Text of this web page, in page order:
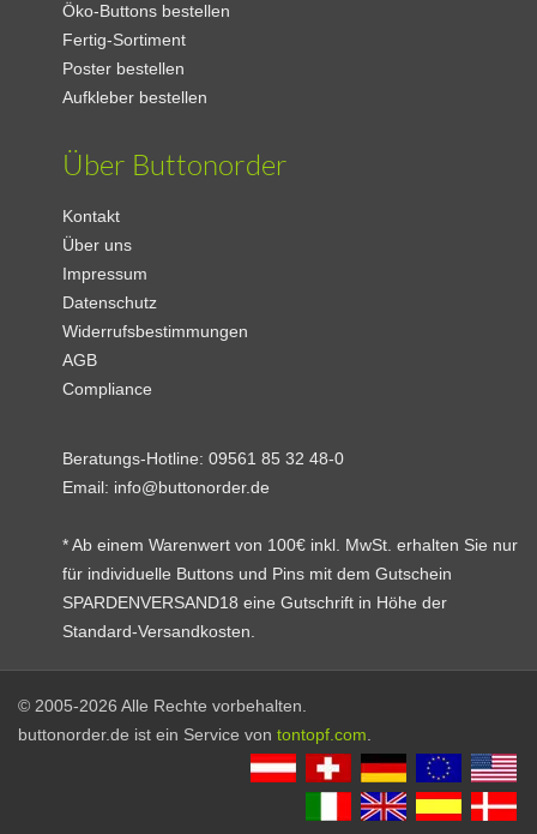
Öko-Buttons bestellen
Fertig-Sortiment
Poster bestellen
Aufkleber bestellen
Über Buttonorder
Kontakt
Über uns
Impressum
Datenschutz
Widerrufsbestimmungen
AGB
Compliance
Beratungs-Hotline:09561 85 32 48-0
Email: info@buttonorder.de
* Ab einem Warenwert von 100€ inkl. MwSt. erhalten Sie nur
für individuelle Buttons und Pins mit dem Gutschein
SPARDENVERSAND18 eine Gutschrift in Höhe der
Standard-Versandkosten.
© 2005-2026 Alle Rechte vorbehalten.
buttonorder.de ist ein Service von tontopf.com